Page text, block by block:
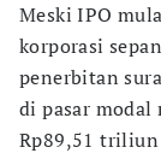
Meski IPO
korporasi
penerbitan
di pasar
Rp89,51 triliun